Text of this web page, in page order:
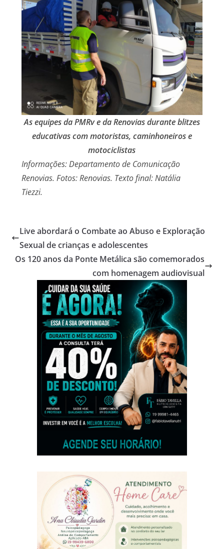
As equipes da PMRv e da Renovias durante blitzes
educativas com motoristas, caminhoneiros e
motociclistas
Informações: Departamento de Comunicação
Renovias. Fotos: Renovias. Texto final: Natália
Tiezzi.
Live abordará o Combate ao Abuso e Exploração
Sexual de crianças e adolescentes
Os 120 anos da Ponte Metálica são comemorados
com homenagem audiovisual